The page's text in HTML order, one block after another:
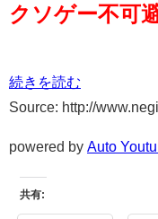
クソゲー不可
続きを読む
Source: http://
powered by Auto
共有: